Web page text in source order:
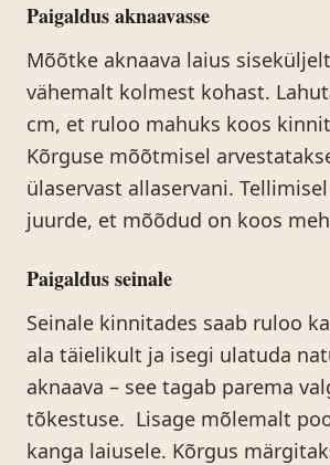
Paigaldus aknaavasse
Mõõtke aknaava laius
vähemalt kolmest kohast.
cm, et ruloo mahuks koos
Kõrguse mõõtmisel
ülaservast allaservani.
juurde, et mõõdud on koos
Paigaldus seinale
Seinale kinnitades saab ruloo
ala täielikult ja isegi ulatuda
aknaava – see tagab parema
tõkestuse. Lisage mõlemalt
kanga laiusele. Kõrgus